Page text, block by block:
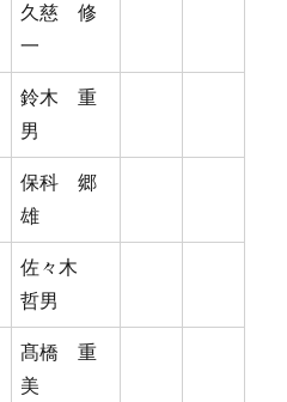
久慈 修
一
鈴木 重
男
保科 郷
雄
佐々木
哲男
髙橋 重
美